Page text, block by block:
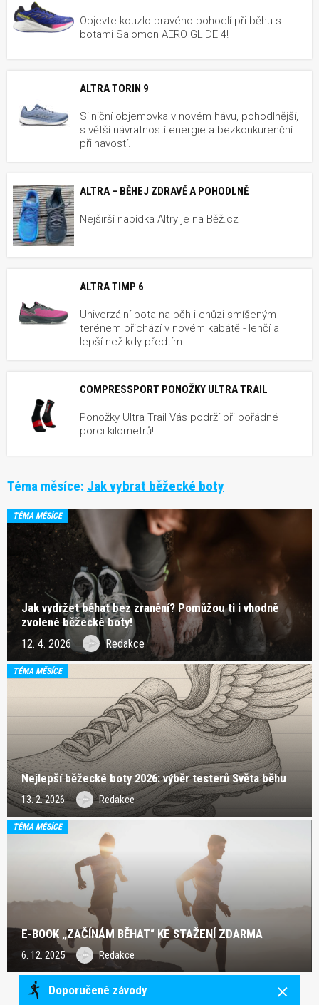
Objevte kouzlo pravého pohodlí při běhu s
botami Salomon AERO GLIDE 4!
ALTRA TORIN 9
Silniční objemovka v novém hávu, pohodlnější,
s větší návratností energie a bezkonkurenční
přilnavostí.
ALTRA – BĚHEJ ZDRAVĚ A POHODLNĚ
Nejširší nabídka Altry je na Běž.cz
ALTRA TIMP 6
Univerzální bota na běh i chůzi smíšeným
terénem přichází v novém kabátě - lehčí a
lepší než kdy předtím
COMPRESSPORT PONOŽKY ULTRA TRAIL
Ponožky Ultra Trail Vás podrží při pořádné
porci kilometrů!
Téma měsíce: Jak vybrat běžecké boty
TÉMA MĚSÍCE
Jak vydržet běhat bez zranění? Pomůžou ti i vhodně
zvolené běžecké boty!
12. 4. 2026 Redakce
TÉMA MĚSÍCE
Nejlepší běžecké boty 2026: výběr testerů Světa běhu
13. 2. 2026 Redakce
TÉMA MĚSÍCE
E-BOOK „ZAČÍNÁM BĚHAT“ KE STAŽENÍ ZDARMA
6. 12. 2025 Redakce
Doporučené závody